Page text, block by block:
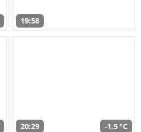
19:58
20:29 -1,5 °C